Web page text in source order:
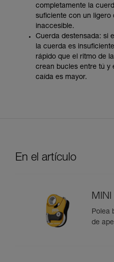
completamente la
suficiente con un ligero
inaccesible.
Cuerda destensada: si
la cuerda es
rápido que el ritmo de
crean bucles entre tú y
caída es mayor.
En el artículo
MINI
Polea
de